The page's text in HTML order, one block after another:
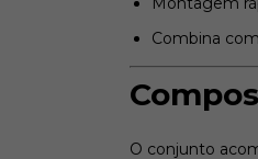
Combina
O conjunto